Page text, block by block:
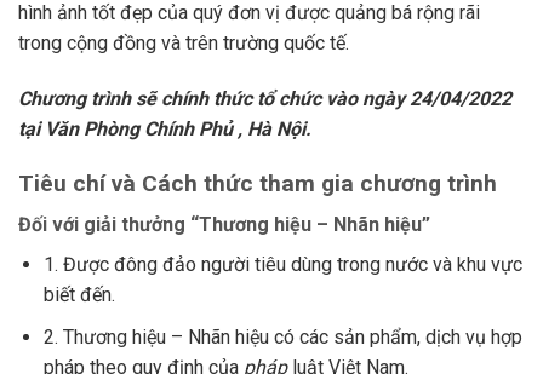
hình ảnh tốt đẹp của quý đơn vị được quảng bá rộng rãi
trong cộng đồng và trên trường quốc tế.
Chương trình sẽ chính thức tổ chức vào ngày 24/04/2022
tại Văn Phòng Chính Phủ , Hà Nội.
Tiêu chí và Cách thức tham gia chương trình
Đối với giải thưởng “Thương hiệu – Nhãn hiệu”
1. Được đông đảo người tiêu dùng trong nước và khu vực
biết đến.
2. Thương hiệu – Nhãn hiệu có các sản phẩm, dịch vụ hợp
pháp theo quy định của pháp luật Việt Nam.